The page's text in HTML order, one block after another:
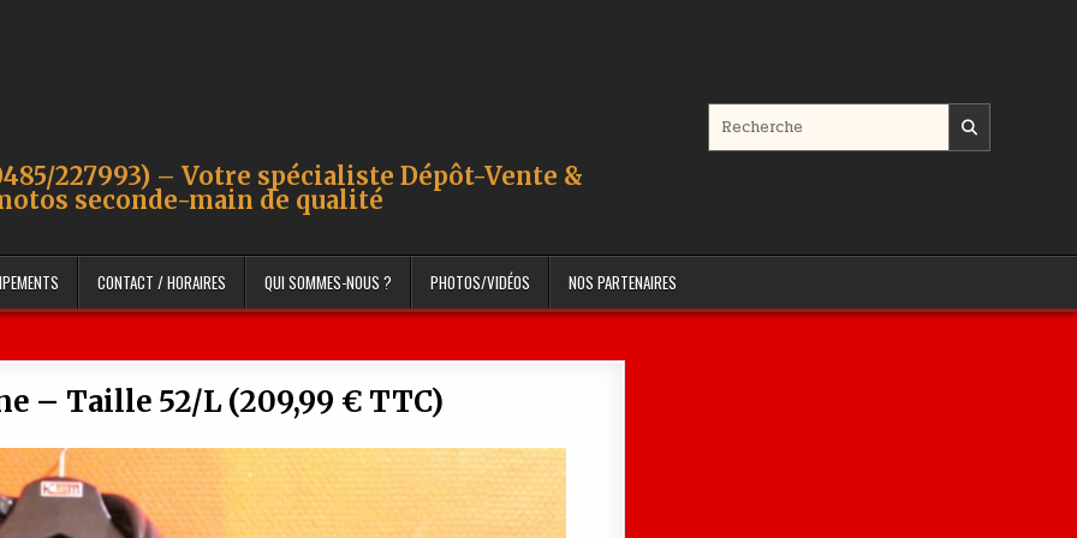
227993) – Votre spécialiste Dépôt-Vente &
seconde-main de qualité
CONTACT / HORAIRES QUI SOMMES-NOUS ? PHOTOS/VIDÉOS NOS PARTENAIRES
– Taille 52/L (209,99 € TTC)